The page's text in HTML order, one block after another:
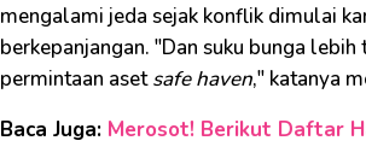
mengalami jeda sejak konflik dimulai
berkepanjangan. "Dan suku bunga
permintaan asetsafe haven," katanya
Baca Juga: Merosot! Berikut Daftar